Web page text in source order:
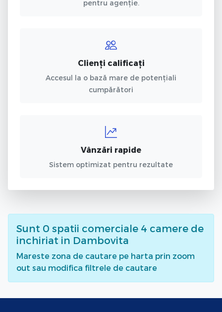
pentru agenție.
Clienți calificați
Accesul la o bază mare de potențiali
cumpărători
Vânzări rapide
Sistem optimizat pentru rezultate
Sunt 0 spatii comerciale 4 camere de
inchiriat in Dambovita
Mareste zona de cautare pe harta prin zoom
out sau modifica filtrele de cautare